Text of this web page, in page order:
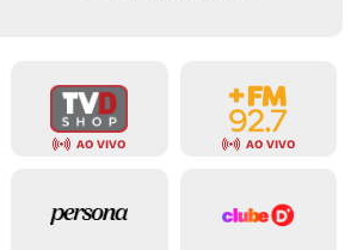
AO VIVO AO VIVO